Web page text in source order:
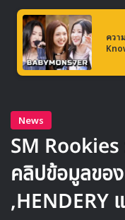
ตอนนี้ซอนมีกำลังอยู่ใ
SIRENจากมินิอัลบั้มให
อย่างมาก และสามาร
Source12
ควา